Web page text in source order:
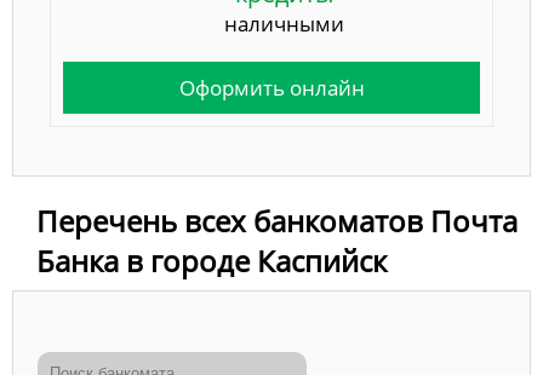
наличными
Оформить онлайн
Перечень всех банкоматов Почта
Банка в городе Каспийск